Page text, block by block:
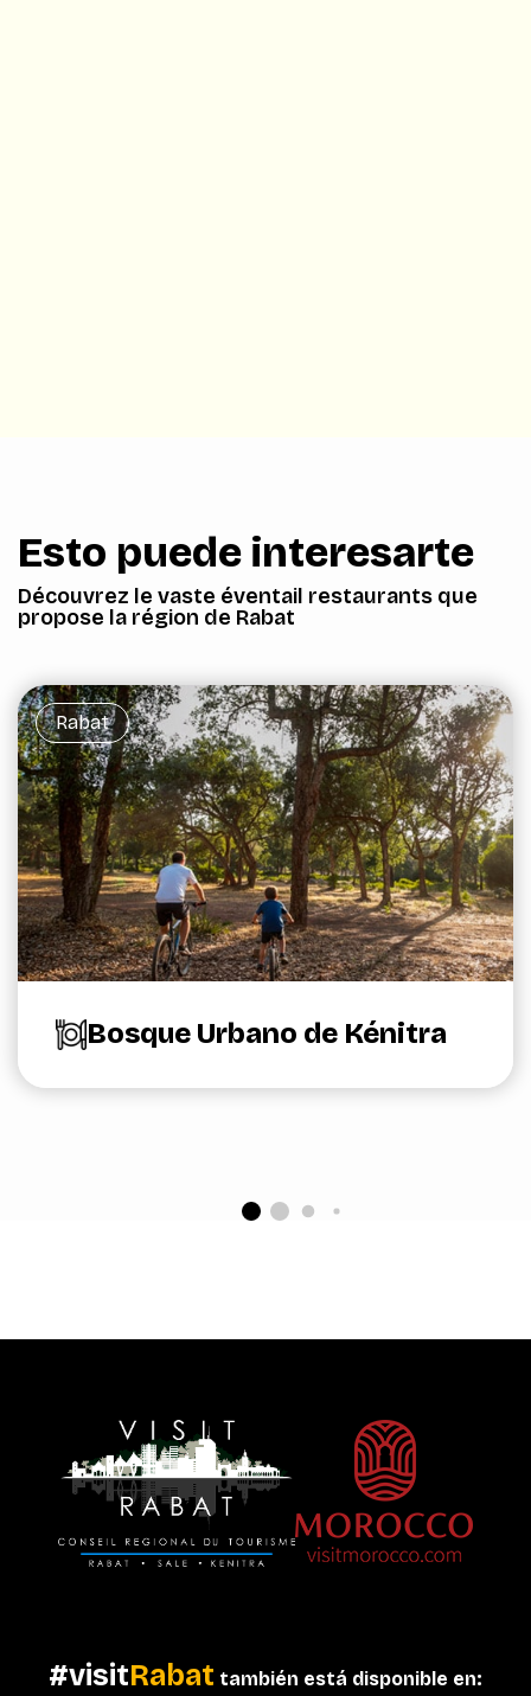
Esto puede interesarte
Découvrez le vaste éventail restaurants que
propose la région de Rabat
Rabat
Bosque Urbano de Kénitra
#visitRabat también está disponible en: